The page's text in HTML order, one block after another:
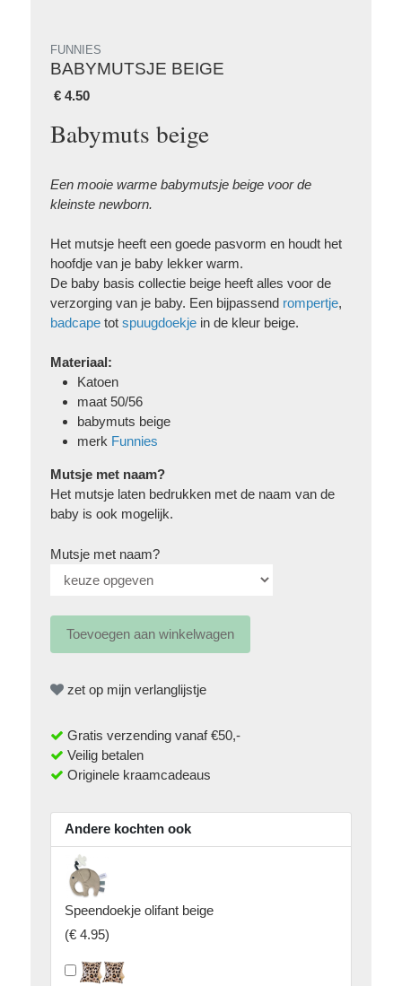
FUNNIES
BABYMUTSJE BEIGE
€4.50
Babymuts beige
Een mooie warme babymutsje beige voor de
kleinste newborn.
Het mutsje heeft een goede pasvorm en houdt het
hoofdje van je baby lekker warm.
De baby basis collectie beige heeft alles voor de
verzorging van je baby. Een bijpassend rompertje,
badcape totspuugdoekje in de kleur beige.
Materiaal:
Katoen
maat 50/56
babymuts beige
merk Funnies
Mutsje met naam?
Het mutsje laten bedrukken met de naam van de
baby is ook mogelijk.
Mutsje met naam?
zet op mijn verlanglijstje
Gratis verzending vanaf €50,-
Veilig betalen
Originele kraamcadeaus
Andere kochten ook
Speendoekje olifant beige
(€ 4.95)